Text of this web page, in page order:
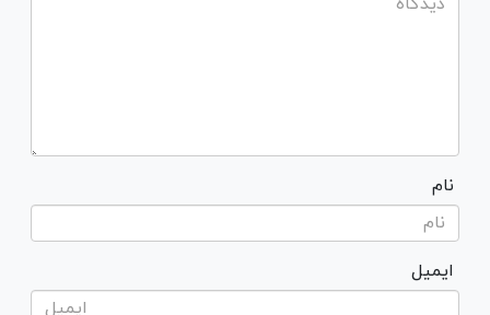
نام
ایمیل